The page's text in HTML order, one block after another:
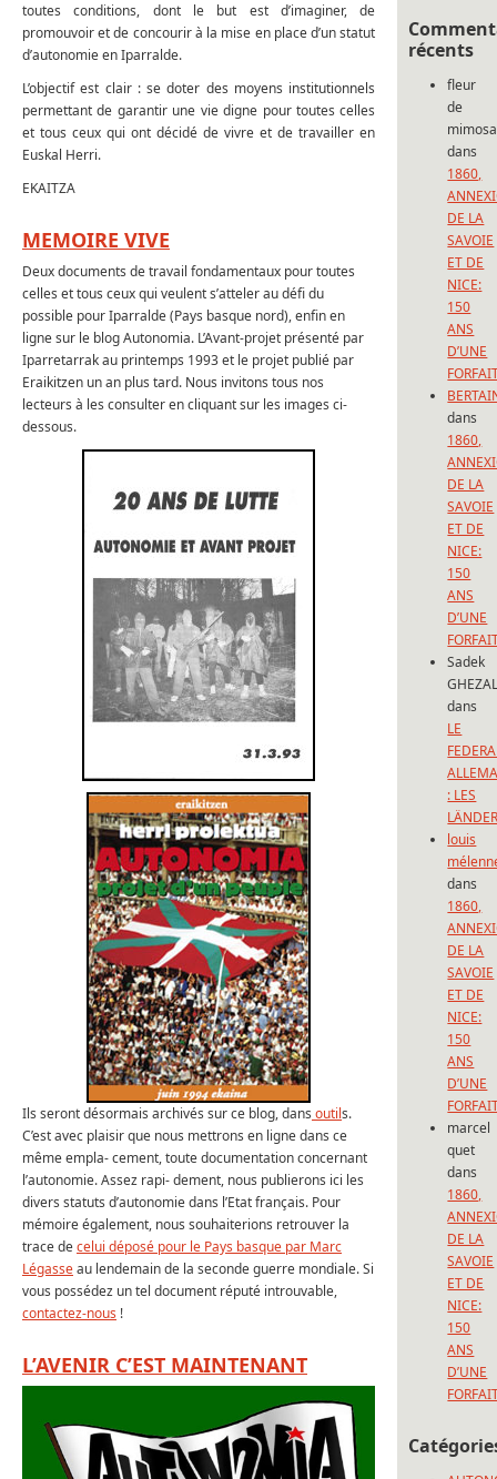
toutes conditions, dont le but est d’imaginer, de
promouvoir et de concourir à la mise en place d’un statut
d’autonomie en Iparralde.
L’objectif est clair : se doter des moyens institutionnels
permettant de garantir une vie digne pour toutes celles
et tous ceux qui ont décidé de vivre et de travailler en
Euskal Herri.
EKAITZA
MEMOIRE VIVE
Deux documents de travail fondamentaux pour toutes
celles et tous ceux qui veulent s’atteler au défi du
possible pour Iparralde (Pays basque nord), enfin en
ligne sur le blog Autonomia. L’Avant-projet présenté par
Iparretarrak au printemps 1993 et le projet publié par
Eraikitzen un an plus tard. Nous invitons tous nos
lecteurs à les consulter en cliquant sur les images ci-
dessous.
Ils seront désormais archivés sur ce blog, dans outils.
C’est avec plaisir que nous mettrons en ligne dans ce
même empla- cement, toute documentation concernant
l’autonomie. Assez rapi- dement, nous publierons ici les
divers statuts d’autonomie dans l’Etat français. Pour
mémoire également, nous souhaiterions retrouver la
trace decelui déposé pour le Pays basque par Marc
Légasseau lendemain de la seconde guerre mondiale. Si
vous possédez un tel document réputé introuvable,
contactez-nous !
L’AVENIR C’EST MAINTENANT
récents
fleur
de
mimosa
dans
1860,
DE LA
SAVOIE
ET DE
NICE:
150
ANS
D’UNE
dans
1860,
DE LA
SAVOIE
ET DE
NICE:
150
ANS
D’UNE
Sadek
dans
LE
: LES
louis
dans
1860,
DE LA
SAVOIE
ET DE
NICE:
150
ANS
D’UNE
marcel
quet
dans
1860,
DE LA
SAVOIE
ET DE
NICE:
150
ANS
D’UNE